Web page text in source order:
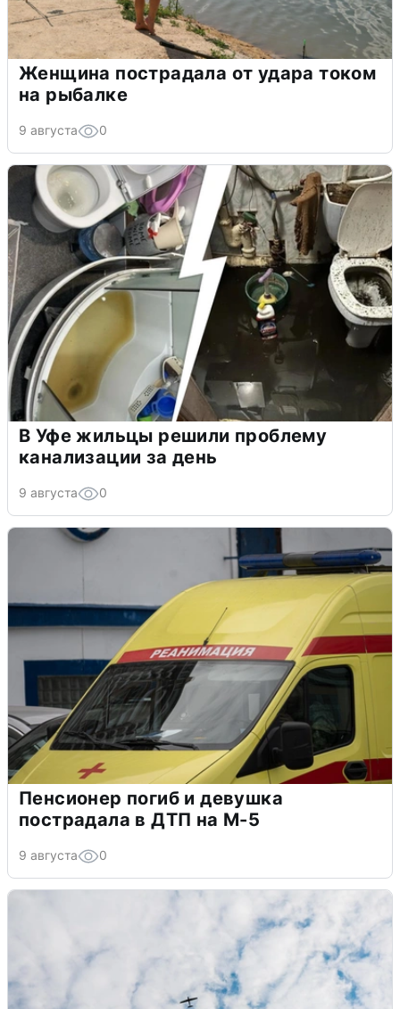
Женщина пострадала от удара током
на рыбалке
9 августа 0
В Уфе жильцы решили проблему
канализации за день
9 августа 0
Пенсионер погиб и девушка
пострадала в ДТП на М-5
9 августа 0